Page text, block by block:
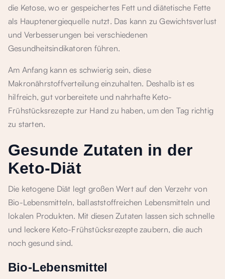
die Ketose, wo er gespeichertes Fett und diätetische Fette
als Hauptenergiequelle nutzt. Das kann zu Gewichtsverlust
und Verbesserungen bei verschiedenen
Gesundheitsindikatoren führen.
Am Anfang kann es schwierig sein, diese
Makronährstoffverteilung einzuhalten. Deshalb ist es
hilfreich, gut vorbereitete und nahrhafte Keto-
Frühstücksrezepte zur Hand zu haben, um den Tag richtig
zu starten.
Gesunde Zutaten in der
Keto-Diät
Die ketogene Diät legt großen Wert auf den Verzehr von
Bio-Lebensmitteln, ballaststoffreichen Lebensmitteln und
lokalen Produkten. Mit diesen Zutaten lassen sich schnelle
und leckere Keto-Frühstücksrezepte zaubern, die auch
noch gesund sind.
Bio-Lebensmittel